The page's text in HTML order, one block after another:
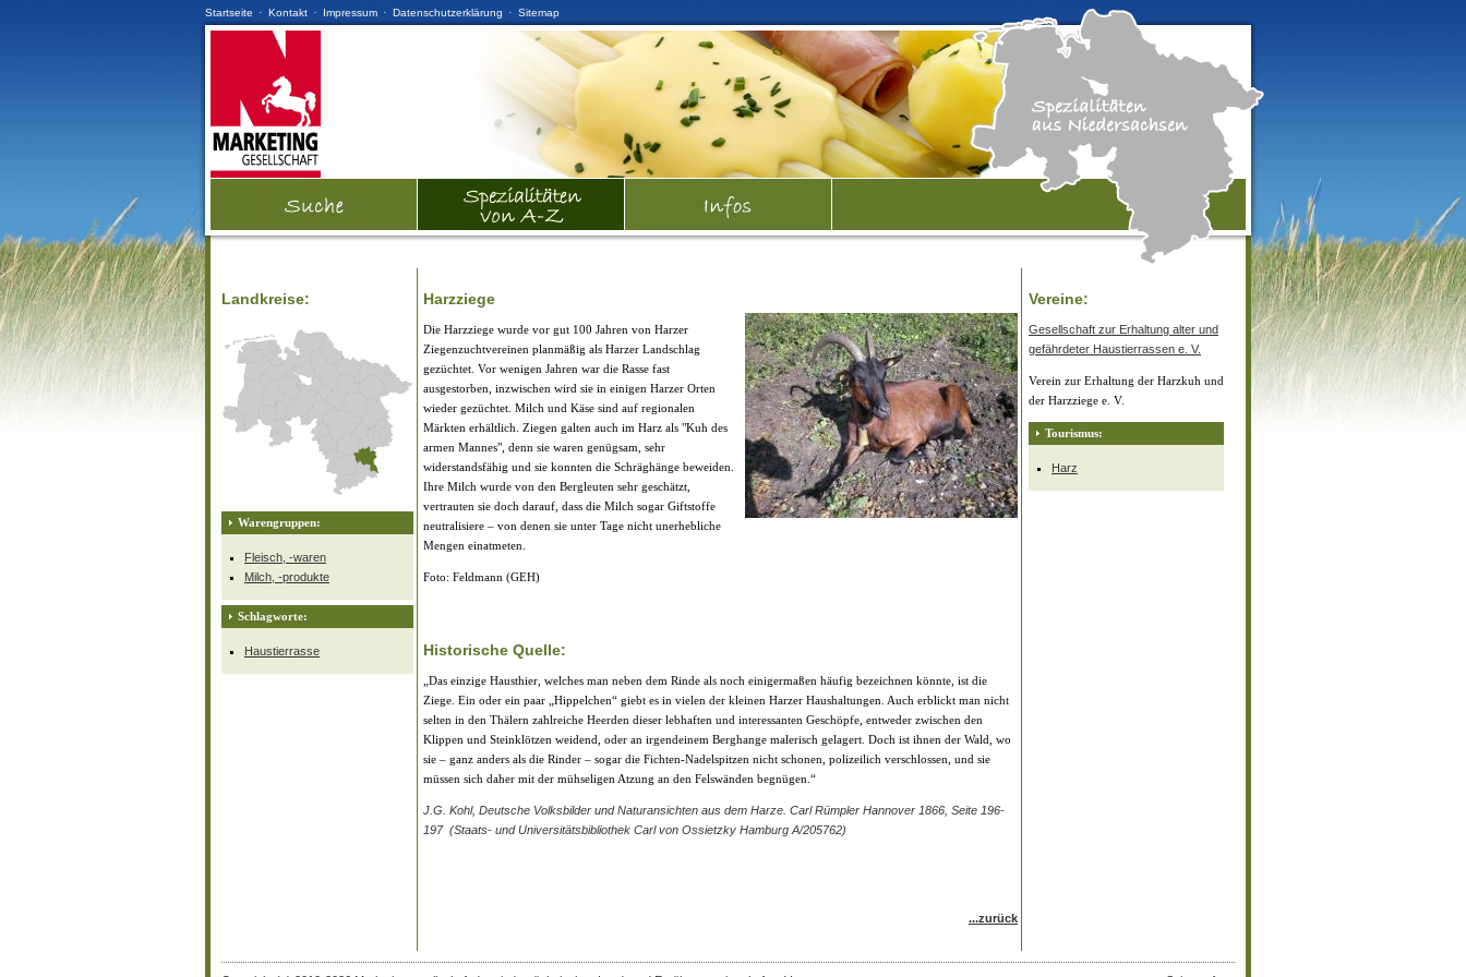
Startseite · Kontakt · Impressum · Datenschutzerklärung · Sitemap
Landkreise:
Warengruppen:
Fleisch, -waren
Milch, -produkte
Schlagworte:
Haustierrasse
Harzziege
Die Harzziege wurde vor gut 100 Jahren von Harzer
Ziegenzuchtvereinen planmäßig als Harzer Landschlag
gezüchtet. Vor wenigen Jahren war die Rasse fast
ausgestorben, inzwischen wird sie in einigen Harzer Orten
wieder gezüchtet. Milch und Käse sind auf regionalen
Märkten erhältlich. Ziegen galten auch im Harz als "Kuh des
armen Mannes", denn sie waren genügsam, sehr
widerstandsfähig und sie konnten die Schräghänge beweiden.
Ihre Milch wurde von den Bergleuten sehr geschätzt,
vertrauten sie doch darauf, dass die Milch sogar Giftstoffe
neutralisiere – von denen sie unter Tage nicht unerhebliche
Mengen einatmeten.
Foto: Feldmann (GEH)
Historische Quelle:
„Das einzige Hausthier, welches man neben dem Rinde als noch einigermaßen häufig bezeichnen könnte, ist die
Ziege. Ein oder ein paar „Hippelchen“ giebt es in vielen der kleinen Harzer Haushaltungen. Auch erblickt man nicht
selten in den Thälern zahlreiche Heerden dieser lebhaften und interessanten Geschöpfe, entweder zwischen den
Klippen und Steinklötzen weidend, oder an irgendeinem Berghange malerisch gelagert. Doch ist ihnen der Wald, wo
sie – ganz anders als die Rinder – sogar die Fichten-Nadelspitzen nicht schonen, polizeilich verschlossen, und sie
müssen sich daher mit der mühseligen Atzung an den Felswänden begnügen.“
J.G. Kohl, Deutsche Volksbilder und Naturansichten aus dem Harze. Carl Rümpler Hannover 1866, Seite 196-
197 (Staats- und Universitätsbibliothek Carl von Ossietzky Hamburg A/205762)
...zurück
Vereine:
Gesellschaft zur Erhaltung alter und
gefährdeter Haustierrassen e. V.
Verein zur Erhaltung der Harzkuh und
der Harzziege e. V.
Tourismus:
Harz